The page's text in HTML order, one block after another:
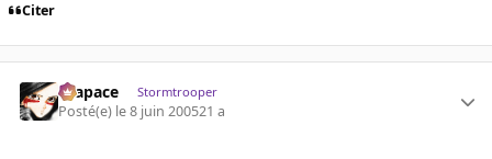
Citer
Krapace Stormtrooper
Posté(e) le 8 juin 200521 a